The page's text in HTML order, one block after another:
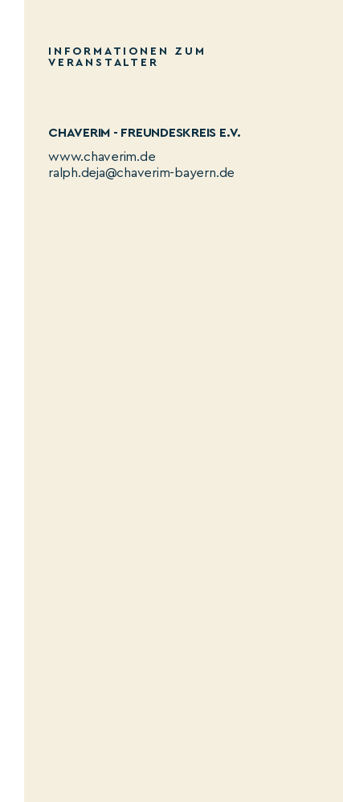
INFORMATIONEN ZUM
VERANSTALTER
CHAVERIM - FREUNDESKREIS E.V.
www.chaverim.de
ralph.deja@chaverim-bayern.de